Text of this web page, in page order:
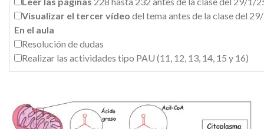
Visualizar el tercer vídeo del tema antes de la clase del
En el aula
Resolución de dudas
Realizar las actividades tipo PAU (11, 12, 13, 14, 15 y 16)